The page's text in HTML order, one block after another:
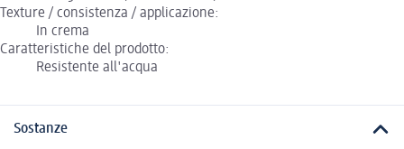
Texture / consistenza / applicazione:
In crema
Caratteristiche del prodotto:
Resistente all'acqua
Sostanze